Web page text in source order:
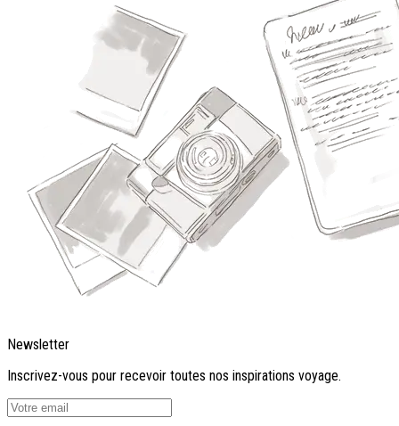
Newsletter
Inscrivez-vous pour recevoir toutes nos inspirations voyage.